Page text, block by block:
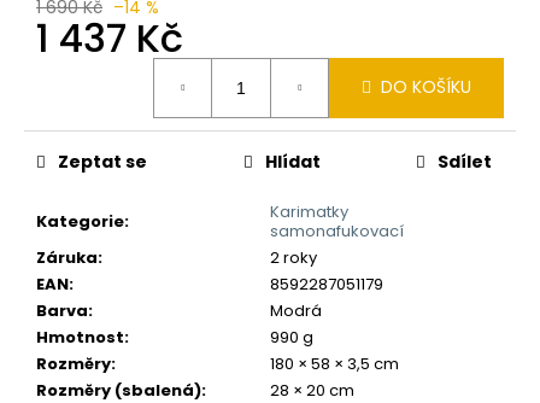
1 690 Kč –14 %
1 437 Kč
DO KOŠÍKU
Kategorie:
Karimatky
samonafukovací
Záruka:
2 roky
EAN:
8592287051179
Barva:
Modrá
Hmotnost:
990 g
Rozměry:
180 × 58 × 3,5 cm
Rozměry (sbalená):
28 × 20 cm
Zeptat se Hlídat Sdílet
o
j
e
e